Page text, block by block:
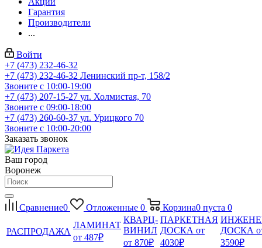
Гарантия
Производители
...
Войти
+7 (473) 232-46-32
+7 (473) 232-46-32 Ленинский пр-т, 158/2
Звоните с 10:00-19:00
+7 (473) 207-15-27 ул. Холмистая, 70
Звоните с 09:00-18:00
+7 (473) 260-60-37 ул. Урицкого 70
Звоните с 10:00-20:00
Заказать звонок
Ваш город
Воронеж
Сравнение0 Отложенные 0 Корзина0 пуста 0
РАСПРОДАЖА
ЛАМИНАТ
от 487₽
КВАРЦ-
ВИНИЛ
от 870₽
ПАРКЕТНАЯ
ДОСКА от
4030₽
ДОСКА
3590₽